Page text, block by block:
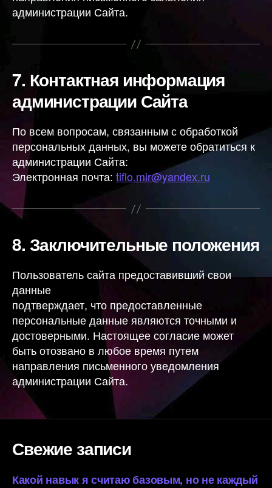
администрации Сайта.
7. Контактная информация
администрации Сайта
По всем вопросам, связанным с обработкой
персональных данных, вы можете обратиться к
администрации Сайта:
Электронная почта: tiflo.mir@yandex.ru
8.Заключительные положения
Пользователь сайта предоставивший свои
данные
подтверждает, что предоставленные
персональные данные являются точными и
достоверными. Настоящее согласие может
быть отозвано в любое время путем
направления письменного уведомления
администрации Сайта.
Свежие записи
Какой навык я считаю базовым, но не каждый